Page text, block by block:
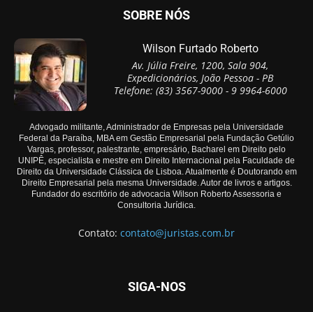
SOBRE NÓS
Wilson Furtado Roberto
Av. Júlia Freire, 1200, Sala 904,
Expedicionários, João Pessoa - PB
Telefone: (83) 3567-9000 - 9 9964-6000
Advogado militante, Administrador de Empresas pela Universidade
Federal da Paraíba, MBA em Gestão Empresarial pela Fundação Getúlio
Vargas, professor, palestrante, empresário, Bacharel em Direito pelo
UNIPÊ, especialista e mestre em Direito Internacional pela Faculdade de
Direito da Universidade Clássica de Lisboa. Atualmente é Doutorando em
Direito Empresarial pela mesma Universidade. Autor de livros e artigos.
Fundador do escritório de advocacia Wilson Roberto Assessoria e
Consultoria Jurídica.
Contato: contato@juristas.com.br
SIGA-NOS